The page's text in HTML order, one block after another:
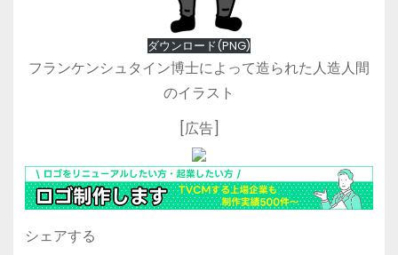
ダウンロード(PNG)
フランケンシュタイン博士によって造られた人造人間
のイラスト
[広告]
シェアする